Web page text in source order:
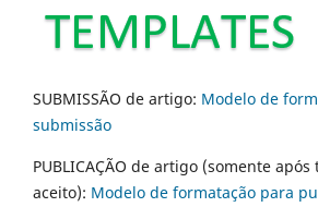
SUBMISSÃO de artigo: Modelo de
submissão
PUBLICAÇÃO de artigo (somente
aceito): Modelo de formatação para